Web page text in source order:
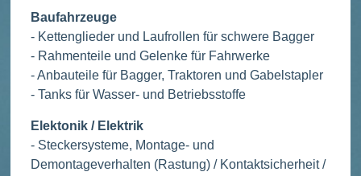
Baufahrzeuge
- Kettenglieder und Laufrollen für schwere Bagger
- Rahmenteile und Gelenke für Fahrwerke
- Anbauteile für Bagger, Traktoren und Gabelstapler
- Tanks für Wasser- und Betriebsstoffe
Elektonik / Elektrik
- Steckersysteme, Montage- und
Demontageverhalten (Rastung) / Kontaktsicherheit /